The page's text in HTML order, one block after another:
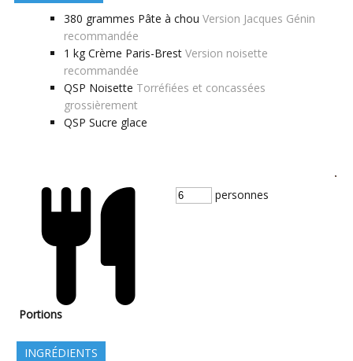
380 grammes Pâte à chou Version Jacques Génin
recommandée
1 kg Crème Paris-Brest Version noisette
recommandée
QSP Noisette Torréfiées et concassées
grossièrement
QSP Sucre glace
Portions
personnes
INGRÉDIENTS